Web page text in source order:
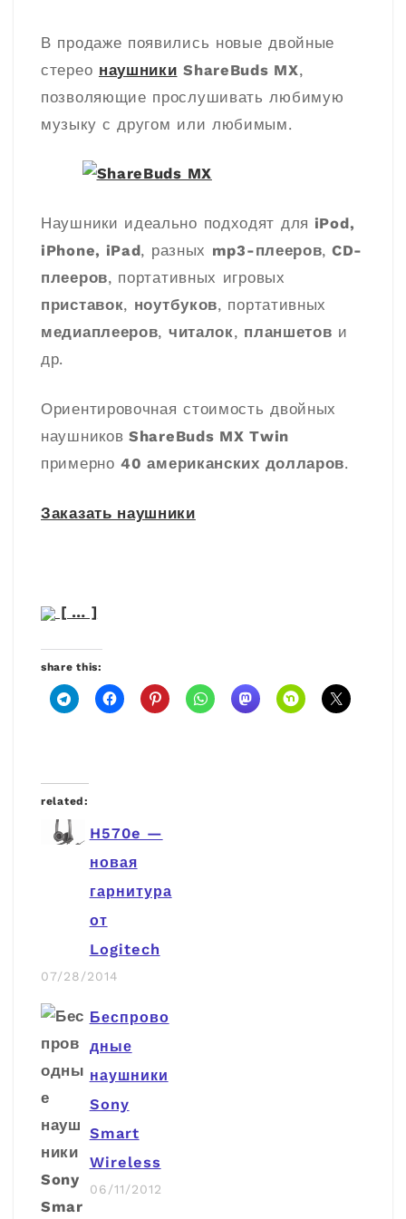
В продаже появились новые двойные
стерео наушники ShareBuds MX,
позволяющие прослушивать любимую
музыку с другом или любимым.
Наушники идеально подходят для iPod,
iPhone, iPad, разных mp3-плееров, CD-
плееров, портативных игровых
приставок, ноутбуков, портативных
медиаплееров, читалок, планшетов и
др.
Ориентировочная стоимость двойных
наушников ShareBuds MX Twin
примерно40 американских долларов.
Заказать наушники
[ … ]
share this:
related:
H570e —
новая
гарнитура
от
Logitech
07/28/2014
Беспрово
дные
наушники
Sony
Smart
Wireless
06/11/2012